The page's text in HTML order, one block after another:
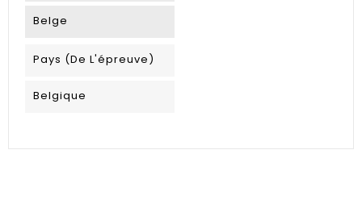
Belge
Pays (de L'épreuve)
Belgique